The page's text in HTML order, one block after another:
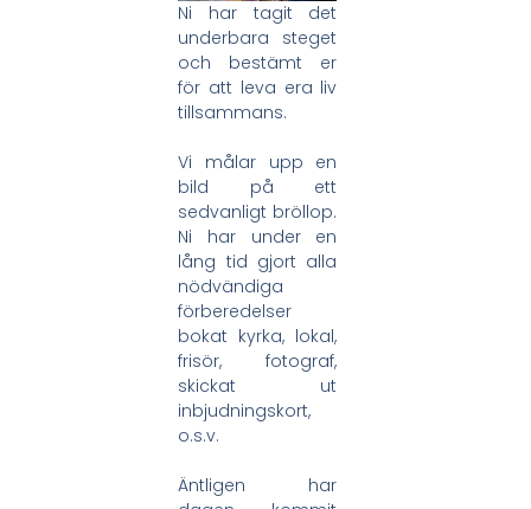
Ni har tagit det
underbara steget
och bestämt er
för att leva era liv
tillsammans.
Vi målar upp en
bild på ett
sedvanligt bröllop.
Ni har under en
lång tid gjort alla
nödvändiga
förberedelser
bokat kyrka, lokal,
frisör, fotograf,
skickat ut
inbjudningskort,
o.s.v.
Äntligen har